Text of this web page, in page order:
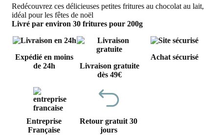
Redécouvrez ces délicieuses petites fritures au chocolat au lait,
idéal pour les fêtes de noël
Livré par environ 30 fritures pour 200g
Expédié en moins
de 24h
Livraison gratuite
dès 49€
Achat sécurisé
Entreprise
Française
Retour gratuit 30
jours